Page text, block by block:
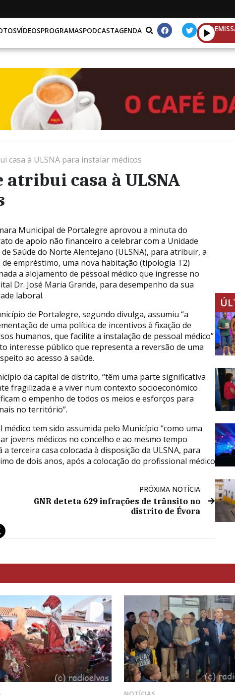
VÍDEOSPROGRAMASPODCASTAGENDA
casa à ULSNA para instalar médicos
casa à ULSNA
Municipal de Portalegre aprovou a minuta do
de apoio não financeiro a celebrar com a Unidade
de Saúde do Norte Alentejano (ULSNA), para atribuir, a
empréstimo, uma nova habitação (tipologia T2)
a alojamento de pessoal médico que ingresse no
Dr. José Maria Grande, para desempenho da sua
laboral.
de Portalegre, segundo divulga, assumiu “a
de uma política de incentivos à fixação de
humanos, que facilite a instalação de pessoal médico”
interesse público que representa a reversão de uma
ao acesso à saúde.
da capital de distrito, “têm uma parte significativa
fragilizada e a viver num contexto socioeconómico
o empenho de todos os meios e esforços para
no território”.
tem sido assumida pelo Município “como uma
jovens médicos no concelho e ao mesmo tempo
terceira casa colocada à disposição da ULSNA, para
de dois anos, após a colocação do profissional médico
PRÓXIMA NOTÍCIA
GNR deteta 629 infrações de trânsito no
distrito de Évora